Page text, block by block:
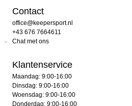
Contact
office@keepersport.nl
+43 676 7664611
Chat met ons
Klantenservice
Maandag: 9:00-16:00
Dinsdag: 9:00-16:00
Woensdag: 9:00-16:00
Donderdag: 9:00-16:00